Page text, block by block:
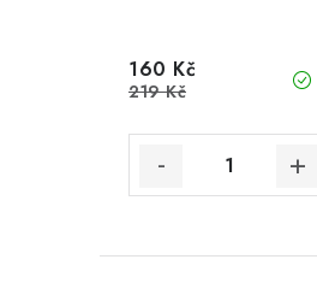
160 Kč
219 Kč